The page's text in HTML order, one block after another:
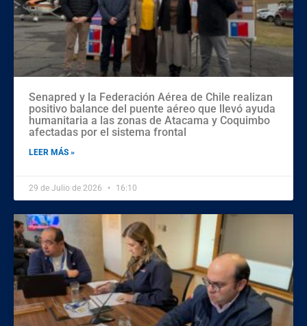
Senapred y la Federación Aérea de Chile realizan
positivo balance del puente aéreo que llevó ayuda
humanitaria a las zonas de Atacama y Coquimbo
afectadas por el sistema frontal
LEER MÁS »
29 de Julio de 2026 16:10